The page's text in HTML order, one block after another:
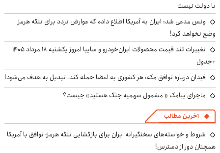
با دولت نیست
ونس مدعی شد: ایران به آمریکا اطلاع داده که عوارض تردد برای تنگه هرمز
وضع نخواهد کرد!
تغییرات تند قیمت محصولات ایران‌خودرو و سایپا امروز یکشنبه ۱۸ مرداد ۱۴۰۵
+جدول
فیدان درباره توافق مکه: هر کشوری به اعضا حمله کند، تبدیل به هدف می‌شود!
ماجرای پیامک « مشمول سهمیه جنگ هستید» چیست؟
آخرین مطالب
شروط و خواسته‌های سختگیرانه ایران برای بازگشایی تنگه هرمز؛ توافق با آمریکا
همچنان دور از دسترس!